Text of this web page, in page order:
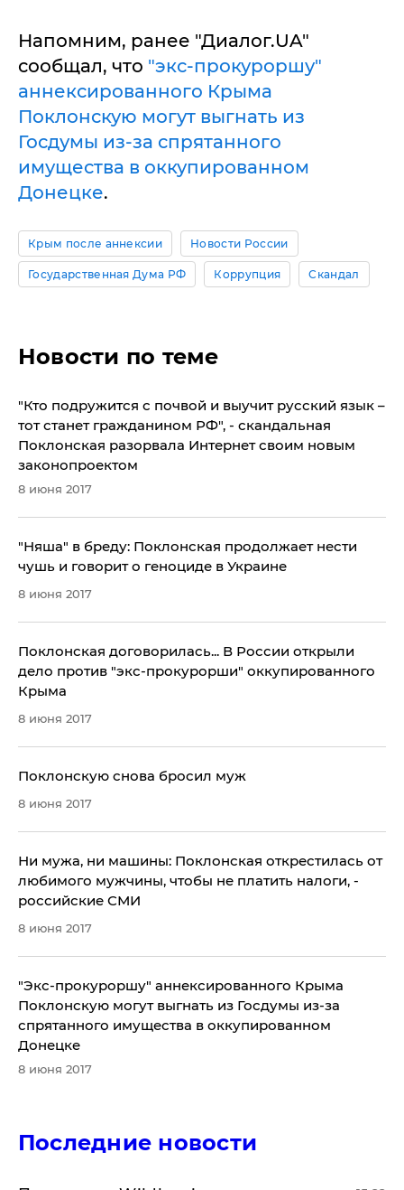
Напомним, ранее "Диалог.UA"
сообщал, что "экс-прокуроршу"
аннексированного Крыма
Поклонскую могут выгнать из
Госдумы из-за спрятанного
имущества в оккупированном
Донецке.
Крым после аннексии Новости России
Государственная Дума РФ Коррупция Скандал
Новости по теме
"Кто подружится с почвой и выучит русский язык –
тот станет гражданином РФ", - скандальная
Поклонская разорвала Интернет своим новым
законопроектом
8 июня 2017
"Няша" в бреду: Поклонская продолжает нести
чушь и говорит о геноциде в Украине
8 июня 2017
Поклонская договорилась... В России открыли
дело против "экс-прокурорши" оккупированного
Крыма
8 июня 2017
Поклонскую снова бросил муж
8 июня 2017
Ни мужа, ни машины: Поклонская открестилась от
любимого мужчины, чтобы не платить налоги, -
российские СМИ
8 июня 2017
"Экс-прокуроршу" аннексированного Крыма
Поклонскую могут выгнать из Госдумы из-за
спрятанного имущества в оккупированном
Донецке
8 июня 2017
Последние новости